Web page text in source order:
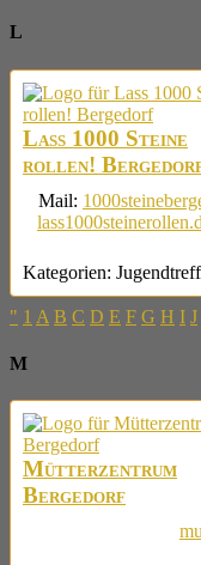
L
Lass 1000 Steine
rollen!
Mail:
Kategorien:
" 1 A B C D E F G H I J
M
Mütterzentrum
Bergedorf